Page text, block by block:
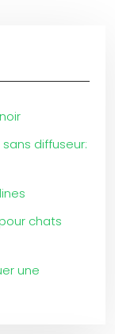
diffuseur:
chats
une